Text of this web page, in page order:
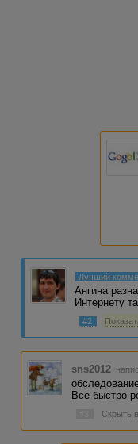
Лучший
Ангина
Интернету
#2
sns2012
Все быстро
Скрыть